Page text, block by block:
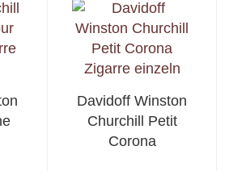
Davidoff Winston
Churchill Petit
Corona